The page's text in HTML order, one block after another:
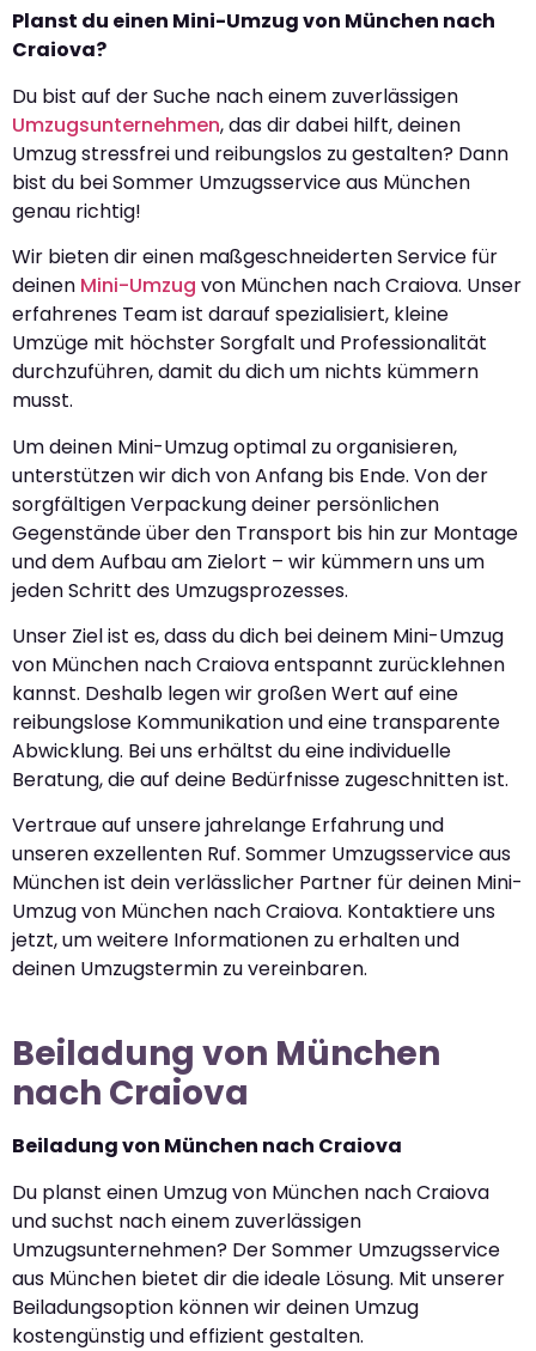
Planst du einen Mini-Umzug von München nach
Craiova?
Du bist auf der Suche nach einem zuverlässigen
Umzugsunternehmen, das dir dabei hilft, deinen
Umzug stressfrei und reibungslos zu gestalten? Dann
bist du bei Sommer Umzugsservice aus München
genau richtig!
Wir bieten dir einen maßgeschneiderten Service für
deinen Mini-Umzug von München nach Craiova. Unser
erfahrenes Team ist darauf spezialisiert, kleine
Umzüge mit höchster Sorgfalt und Professionalität
durchzuführen, damit du dich um nichts kümmern
musst.
Um deinen Mini-Umzug optimal zu organisieren,
unterstützen wir dich von Anfang bis Ende. Von der
sorgfältigen Verpackung deiner persönlichen
Gegenstände über den Transport bis hin zur Montage
und dem Aufbau am Zielort – wir kümmern uns um
jeden Schritt des Umzugsprozesses.
Unser Ziel ist es, dass du dich bei deinem Mini-Umzug
von München nach Craiova entspannt zurücklehnen
kannst. Deshalb legen wir großen Wert auf eine
reibungslose Kommunikation und eine transparente
Abwicklung. Bei uns erhältst du eine individuelle
Beratung, die auf deine Bedürfnisse zugeschnitten ist.
Vertraue auf unsere jahrelange Erfahrung und
unseren exzellenten Ruf. Sommer Umzugsservice aus
München ist dein verlässlicher Partner für deinen Mini-
Umzug von München nach Craiova. Kontaktiere uns
jetzt, um weitere Informationen zu erhalten und
deinen Umzugstermin zu vereinbaren.
Beiladung von München
nach Craiova
Beiladung von München nach Craiova
Du planst einen Umzug von München nach Craiova
und suchst nach einem zuverlässigen
Umzugsunternehmen? Der Sommer Umzugsservice
aus München bietet dir die ideale Lösung. Mit unserer
Beiladungsoption können wir deinen Umzug
kostengünstig und effizient gestalten.